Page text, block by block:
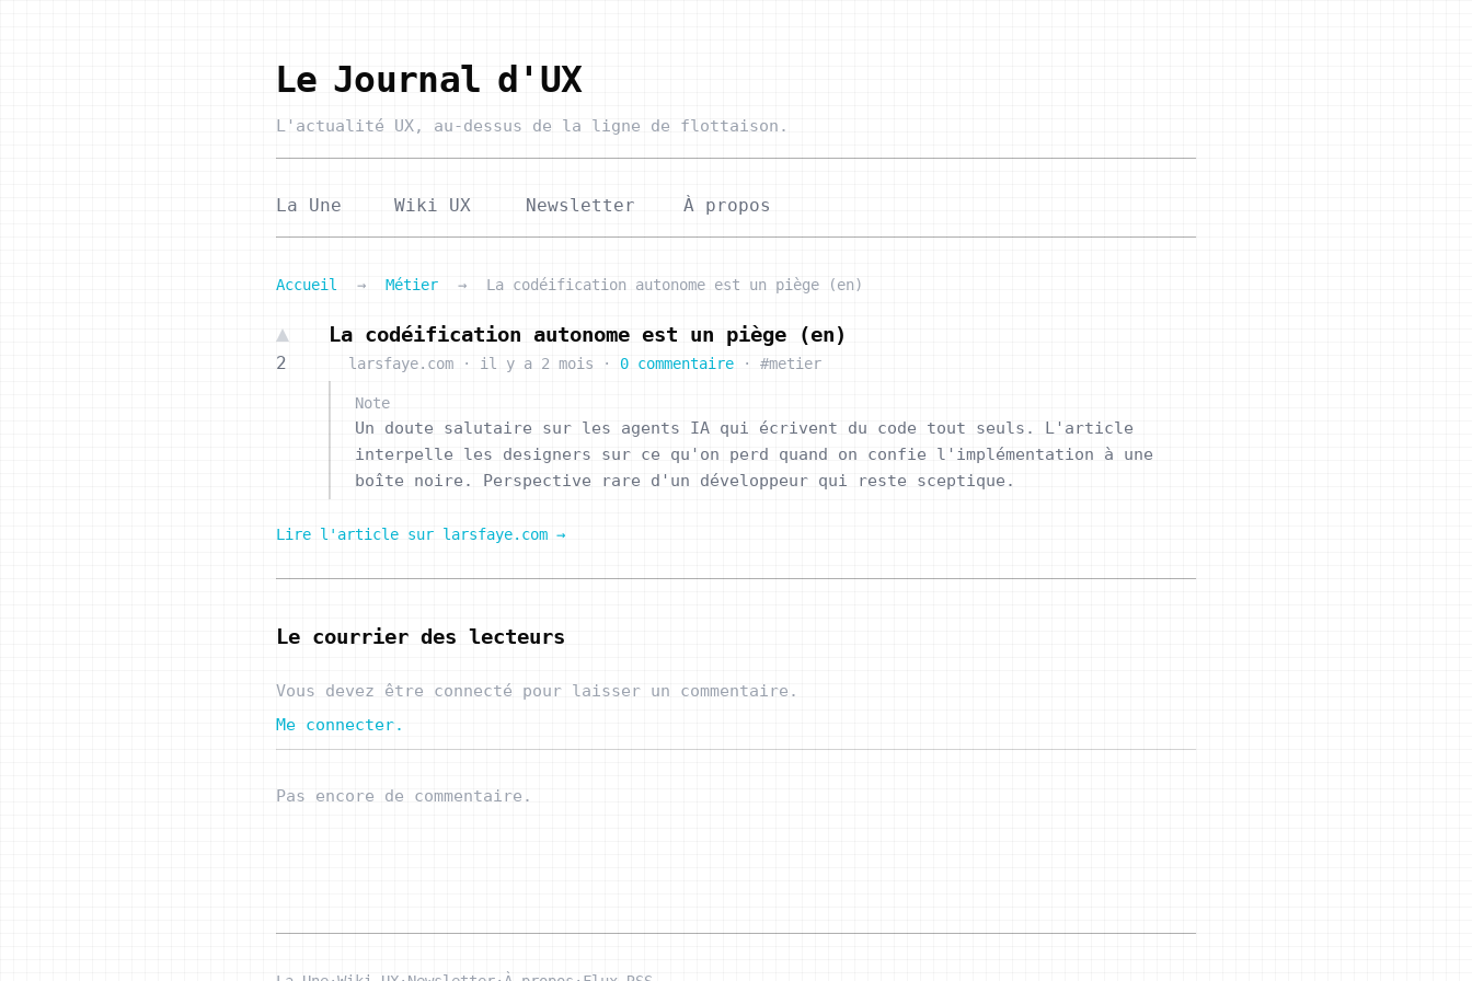
Le Journal d'UX
L'actualité UX, au-dessus de la ligne de flottaison.
La Une Wiki UX Newsletter À propos
Accueil → Métier → La codéification autonome est un piège (en)
2
La codéification autonome est un piège (en)
larsfaye.com · il y a 2 mois · 0 commentaire · #metier
Note
Un doute salutaire sur les agents IA qui écrivent du code tout seuls. L'article
interpelle les designers sur ce qu'on perd quand on confie l'implémentation à une
boîte noire. Perspective rare d'un développeur qui reste sceptique.
Lire l'article sur larsfaye.com →
Le courrier des lecteurs
Vous devez être connecté pour laisser un commentaire.
Me connecter.
Pas encore de commentaire.